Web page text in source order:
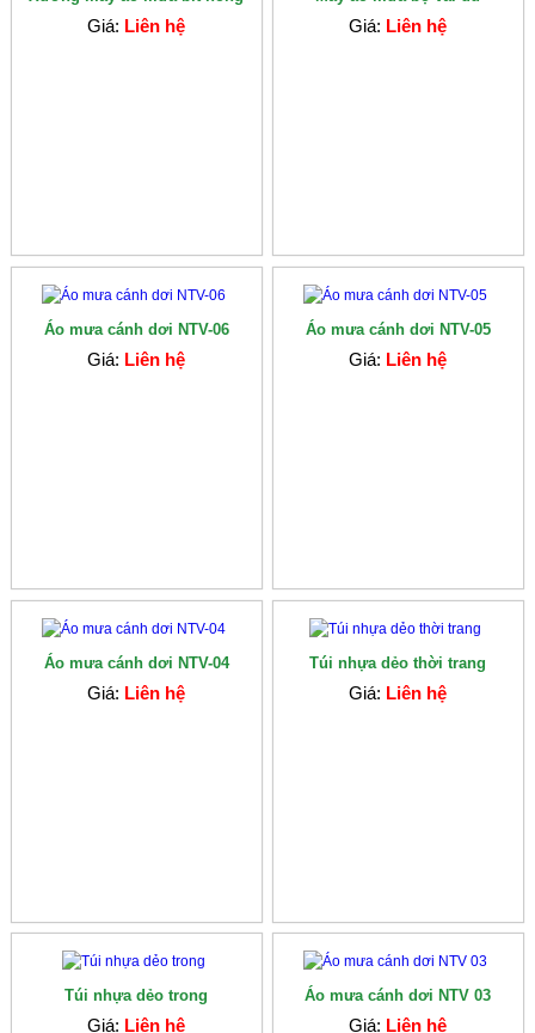
Giá: Liên hệ Giá: Liên hệ
Áo mưa cánh dơi NTV-06
Giá: Liên hệ
Áo mưa cánh dơi NTV-05
Giá: Liên hệ
Áo mưa cánh dơi NTV-04
Giá: Liên hệ
Túi nhựa dẻo thời trang
Giá: Liên hệ
Túi nhựa dẻo trong
Giá: Liên hệ
Áo mưa cánh dơi NTV 03
Giá: Liên hệ